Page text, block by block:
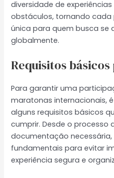
diversidade de
obstáculos, tornando
única para quem busca se
globalmente.
Requisitos
Para garantir uma
maratonas internacionais,
alguns requisitos básicos
cumprir. Desde o processo
documentação
fundamentais para evitar
experiência segura e